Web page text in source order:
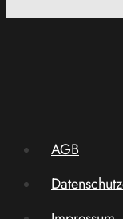
AGB